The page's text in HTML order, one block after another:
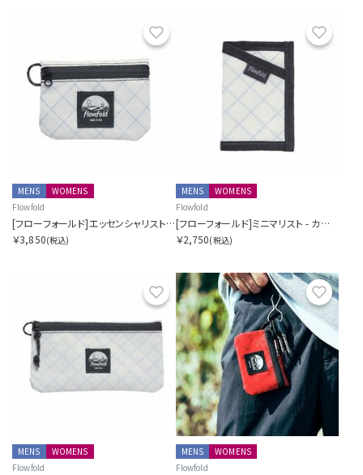
お気に入り
MENS
WOMENS
Flowfold
[フローフォールド]エッセンシャリスト - ミニポーチ
￥3,850(税込)
MENS
WOMENS
Flowfold
[フローフォールド]ミニマリスト - カードホルダーウォレット
￥2,750(税込)
お気に入り
MENS
WOMENS
Flowfold
お気
MENS
WOMENS
Flowfold